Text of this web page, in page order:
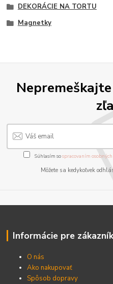
DEKORÁCIE NA TORTU
Magnetky
Súhlasím sospracovaním
Môžete sa kedykoľvek
Informácie pre
O nás
Ako nakupovať
Spôsob dopravy